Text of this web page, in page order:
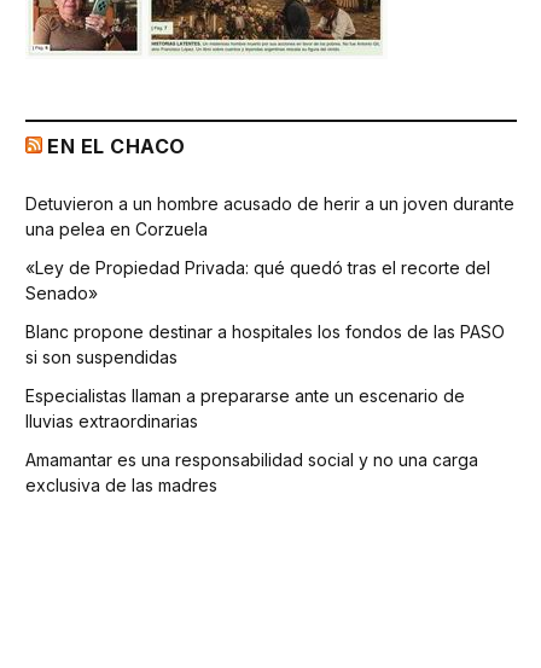
EN EL CHACO
Detuvieron a un hombre acusado de herir a un joven durante
una pelea en Corzuela
«Ley de Propiedad Privada: qué quedó tras el recorte del
Senado»
Blanc propone destinar a hospitales los fondos de las PASO
si son suspendidas
Especialistas llaman a prepararse ante un escenario de
lluvias extraordinarias
Amamantar es una responsabilidad social y no una carga
exclusiva de las madres